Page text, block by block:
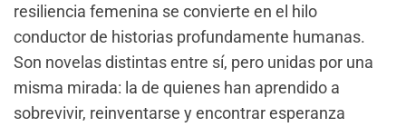
resiliencia femenina se convierte en el hilo
conductor de historias profundamente humanas.
Son novelas distintas entre sí, pero unidas por una
misma mirada: la de quienes han aprendido a
sobrevivir, reinventarse y encontrar esperanza